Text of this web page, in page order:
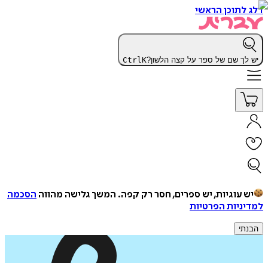
דלג לתוכן הראשי
יש לך שם של ספר על קצה הלשון? CtrlK
יש עוגיות, יש ספרים, חסר רק קפה. המשך גלישה מהווה הסכמה
למדיניות הפרטיות
הבנתי